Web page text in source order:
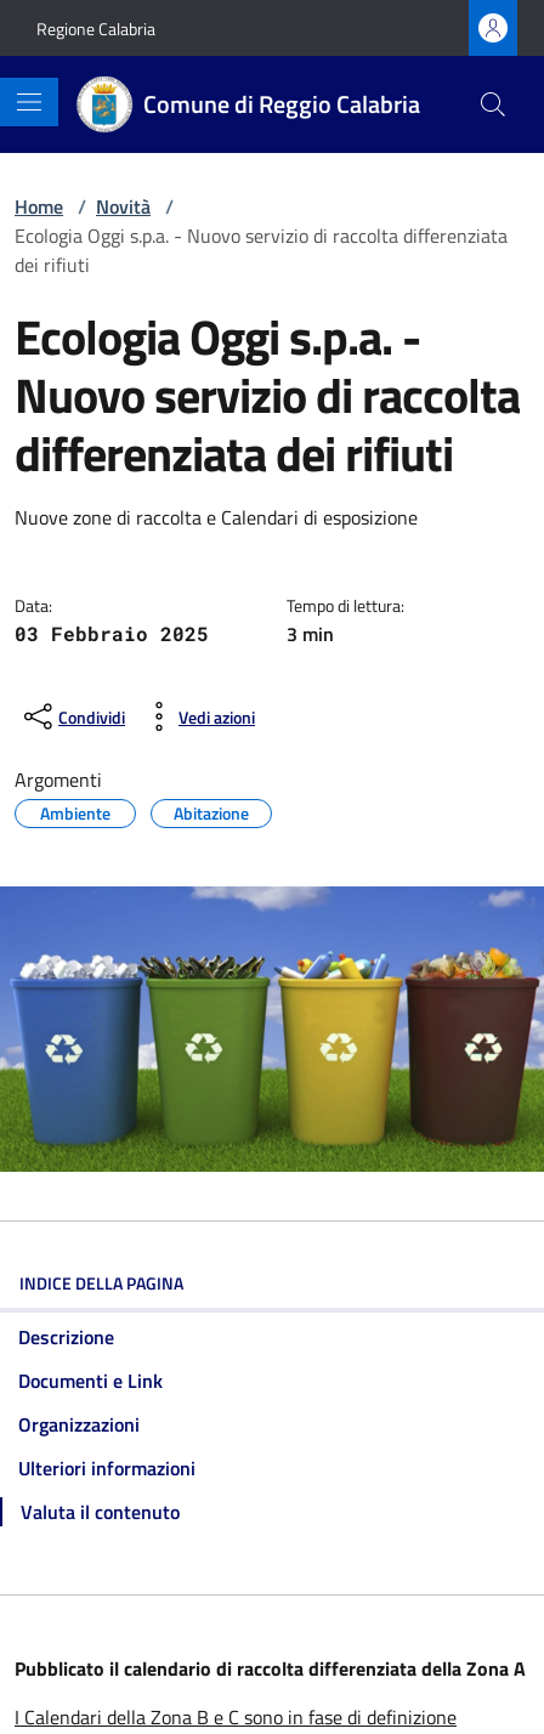
Regione Calabria
Comune di Reggio Calabria
Home / Novità /
Ecologia Oggi s.p.a. - Nuovo servizio di raccolta differenziata
dei rifiuti
Ecologia Oggi s.p.a. -
Nuovo servizio di raccolta
differenziata dei rifiuti
Dettagli della notizia
Nuove zone di raccolta e Calendari di esposizione
Data:
03 Febbraio 2025
Tempo di lettura:
3 min
Condividi Vedi azioni
Argomenti
Ambiente Abitazione
INDICE DELLA PAGINA
Descrizione
Documenti e Link
Organizzazioni
Ulteriori informazioni
Valuta il contenuto
Pubblicato il calendario di raccolta differenziata della Zona A
I Calendari della Zona B e C sono in fase di definizione